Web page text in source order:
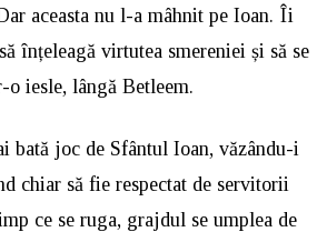
aceasta nu l-a mâhnit pe Ioan. Îi
înțeleagă virtutea smereniei și să se
iesle, lângă Betleem.
bată joc de Sfântul Ioan, văzându-i
chiar să fie respectat de servitorii
ce se ruga, grajdul se umplea de